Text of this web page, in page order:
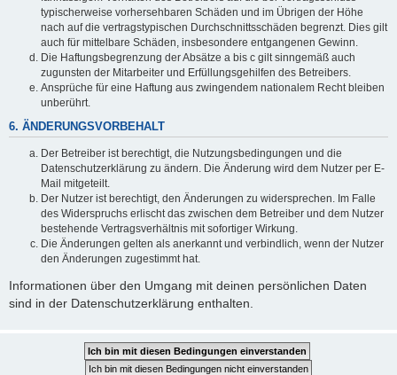
typischerweise vorhersehbaren Schäden und im Übrigen der Höhe
nach auf die vertragstypischen Durchschnittsschäden begrenzt. Dies gilt
auch für mittelbare Schäden, insbesondere entgangenen Gewinn.
Die Haftungsbegrenzung der Absätze a bis c gilt sinngemäß auch
zugunsten der Mitarbeiter und Erfüllungsgehilfen des Betreibers.
Ansprüche für eine Haftung aus zwingendem nationalem Recht bleiben
unberührt.
6. ÄNDERUNGSVORBEHALT
Der Betreiber ist berechtigt, die Nutzungsbedingungen und die
Datenschutzerklärung zu ändern. Die Änderung wird dem Nutzer per E-
Mail mitgeteilt.
Der Nutzer ist berechtigt, den Änderungen zu widersprechen. Im Falle
des Widerspruchs erlischt das zwischen dem Betreiber und dem Nutzer
bestehende Vertragsverhältnis mit sofortiger Wirkung.
Die Änderungen gelten als anerkannt und verbindlich, wenn der Nutzer
den Änderungen zugestimmt hat.
Informationen über den Umgang mit deinen persönlichen Daten
sind in der Datenschutzerklärung enthalten.